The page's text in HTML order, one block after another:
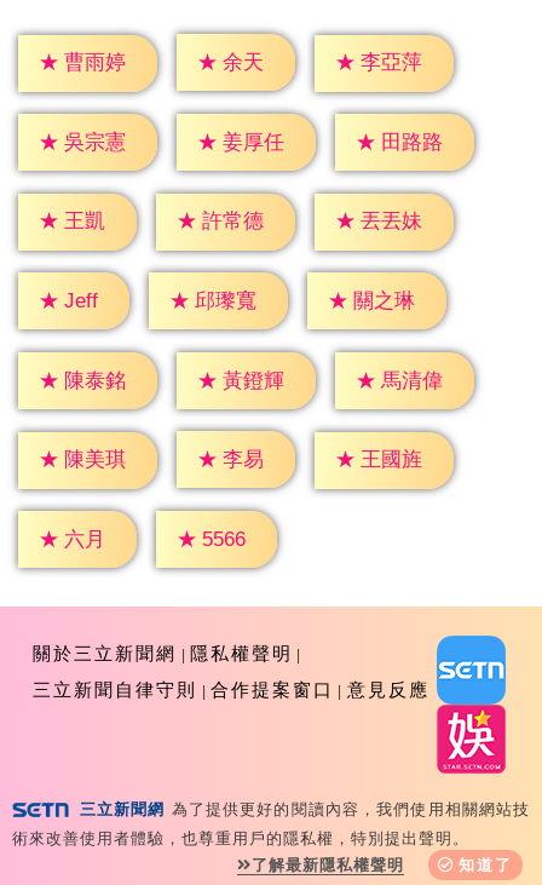
★ 曹雨婷 ★ 余天 ★ 李亞萍
★ 吳宗憲 ★ 姜厚任 ★ 田路路
★ 王凱 ★ 許常德 ★ 丟丟妹
★ Jeff ★ 邱瓈寬 ★ 關之琳
★ 陳泰銘 ★ 黃鐙輝 ★ 馬清偉
★ 陳美琪 ★ 李易 ★ 王國旌
★ 六月 ★ 5566
關於三立新聞網
隱私權聲明
三立新聞自律守則
合作提案窗口 意見反應
Copyright ©2026 Sanlih E-Television All Rights
Reserved 版權所有 盜用必究 台北市內湖區舊宗路一段159
號 02-8792-8888
三立新聞網 為了提供更好的閱讀內容，我們使用相關網站技
術來改善使用者體驗，也尊重用戶的隱私權，特別提出聲明。
了解最新隱私權聲明
知道了